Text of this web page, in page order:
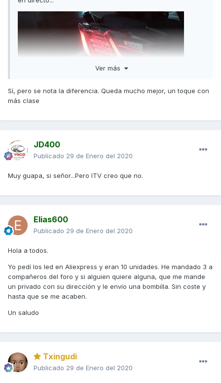
Ver más
Sí, pero se nota la diferencia. Queda mucho mejor, un toque con
más clase
JD400
Publicado 29 de Enero del 2020
Muy guapa, si señor...Pero ITV creo que no.
Elias600
Publicado 29 de Enero del 2020
Hola a todos.
Yo pedí los led en Aliexpress y eran 10 unidades. He mandado 3 a
compañeros del foro y si alguien quiere alguna, que me mande
un privado con su dirección y le envío una bombilla. Sin coste y
hasta que se me acaben.
Un saludo
Txingudi
Publicado 29 de Enero del 2020